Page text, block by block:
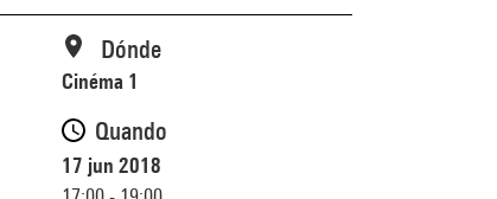
Dónde
Cinéma 1
Quando
17 jun 2018